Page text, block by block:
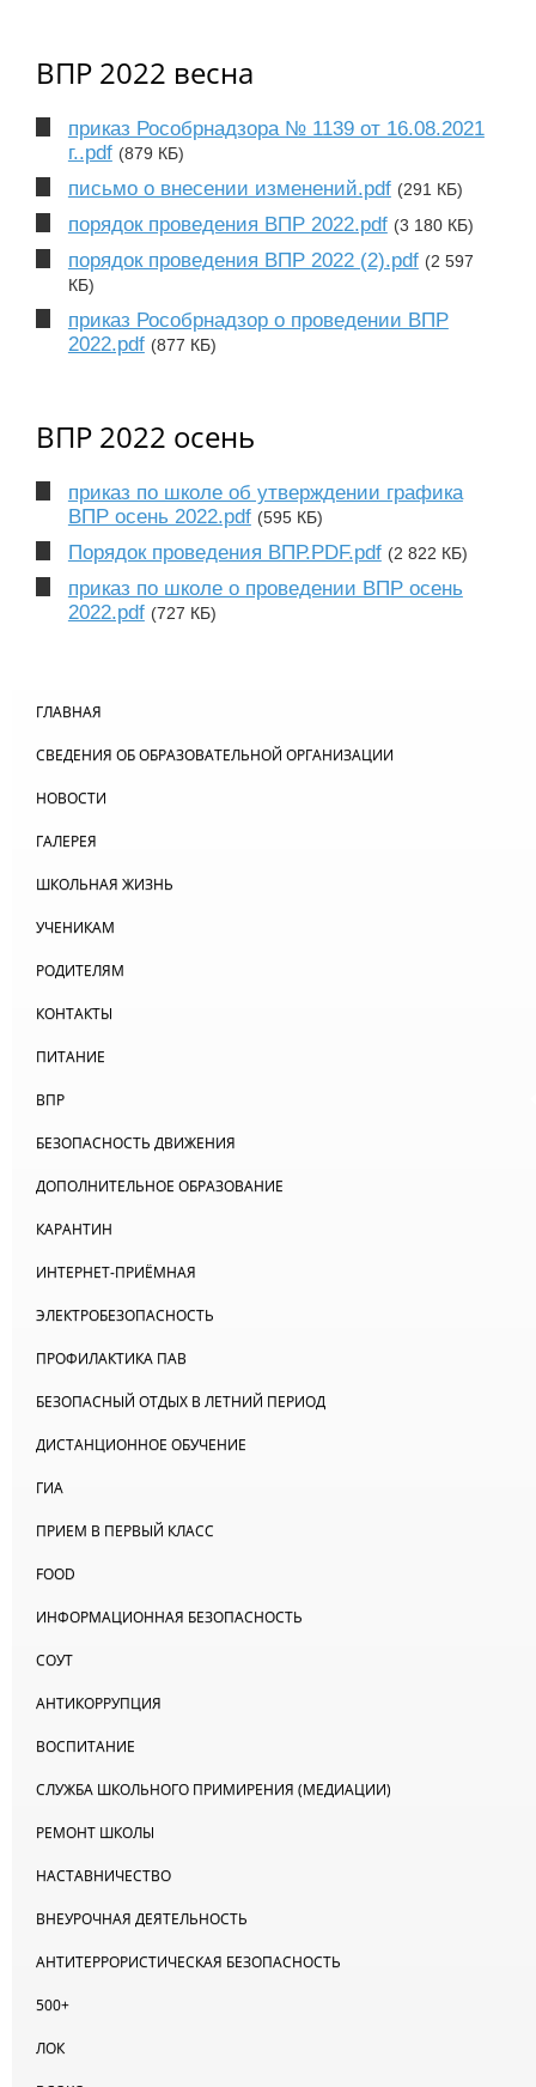
ВПР 2022 весна
приказ Рособрнадзора № 1139 от 16.08.2021
г..pdf (879 КБ)
письмо о внесении изменений.pdf (291 КБ)
порядок проведения ВПР 2022.pdf (3 180 КБ)
порядок проведения ВПР 2022 (2).pdf (2 597
КБ)
приказ Рособрнадзор о проведении ВПР
2022.pdf (877 КБ)
ВПР 2022 осень
приказ по школе об утверждении графика
ВПР осень 2022.pdf (595 КБ)
Порядок проведения ВПР.PDF.pdf (2 822 КБ)
приказ по школе о проведении ВПР осень
2022.pdf (727 КБ)
ГЛАВНАЯ
СВЕДЕНИЯ ОБ ОБРАЗОВАТЕЛЬНОЙ ОРГАНИЗАЦИИ
НОВОСТИ
ГАЛЕРЕЯ
ШКОЛЬНАЯ ЖИЗНЬ
УЧЕНИКАМ
РОДИТЕЛЯМ
КОНТАКТЫ
ПИТАНИЕ
ВПР
БЕЗОПАСНОСТЬ ДВИЖЕНИЯ
ДОПОЛНИТЕЛЬНОЕ ОБРАЗОВАНИЕ
КАРАНТИН
ИНТЕРНЕТ-ПРИЁМНАЯ
ЭЛЕКТРОБЕЗОПАСНОСТЬ
ПРОФИЛАКТИКА ПАВ
БЕЗОПАСНЫЙ ОТДЫХ В ЛЕТНИЙ ПЕРИОД
ДИСТАНЦИОННОЕ ОБУЧЕНИЕ
ГИА
ПРИЕМ В ПЕРВЫЙ КЛАСС
FOOD
ИНФОРМАЦИОННАЯ БЕЗОПАСНОСТЬ
СОУТ
АНТИКОРРУПЦИЯ
ВОСПИТАНИЕ
СЛУЖБА ШКОЛЬНОГО ПРИМИРЕНИЯ (МЕДИАЦИИ)
РЕМОНТ ШКОЛЫ
НАСТАВНИЧЕСТВО
ВНЕУРОЧНАЯ ДЕЯТЕЛЬНОСТЬ
АНТИТЕРРОРИСТИЧЕСКАЯ БЕЗОПАСНОСТЬ
500+
ЛОК